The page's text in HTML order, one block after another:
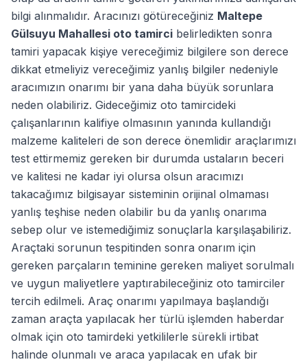
bilgi alınmalıdır. Aracınızı götüreceğiniz Maltepe
Gülsuyu Mahallesi oto tamirci belirledikten sonra
tamiri yapacak kişiye vereceğimiz bilgilere son derece
dikkat etmeliyiz vereceğimiz yanlış bilgiler nedeniyle
aracımızın onarımı bir yana daha büyük sorunlara
neden olabiliriz. Gideceğimiz oto tamircideki
çalışanlarının kalifiye olmasının yanında kullandığı
malzeme kaliteleri de son derece önemlidir araçlarımızı
test ettirmemiz gereken bir durumda ustaların beceri
ve kalitesi ne kadar iyi olursa olsun aracımızı
takacağımız bilgisayar sisteminin orijinal olmaması
yanlış teşhise neden olabilir bu da yanlış onarıma
sebep olur ve istemediğimiz sonuçlarla karşılaşabiliriz.
Araçtaki sorunun tespitinden sonra onarım için
gereken parçaların teminine gereken maliyet sorulmalı
ve uygun maliyetlere yaptırabileceğiniz oto tamirciler
tercih edilmeli. Araç onarımı yapılmaya başlandığı
zaman araçta yapılacak her türlü işlemden haberdar
olmak için oto tamirdeki yetkililerle sürekli irtibat
halinde olunmalı ve araca yapılacak en ufak bir